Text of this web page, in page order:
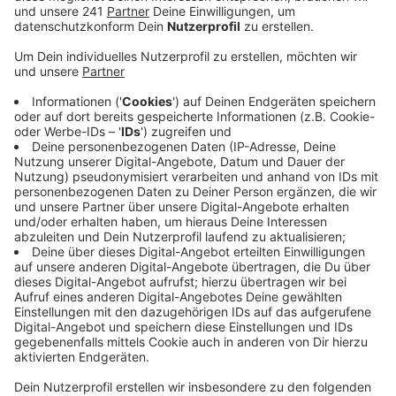
Veröffentlicht:Dienstag, 13.08.2019 14:50
Anzeige
Das größte Problem sehen wir bei Insekten und
Vögeln, sagt unser städtischer Förster. Das
flächendeckende Insektensterben hängt dabei direkt
mit der abnehmenden Zahl von Vögeln zusammen. Den
Vögeln fehlen zum Beispiel Nachtschmetterlinge und
Fliegen als Nahrung.
Insgesamt hat sich die Tiervielfalt und Größe der
Populationen in den letzten Jahrzehnten stark
verändert, so der Förster. Zum Beispiel hätten wir
heute so viele Wildschweine, dass sie immer stärker
gejagt werden müssen. Im Jahr schießen die Jäger bei
uns im Schnitt rund 40 Tiere. Im Süden Leverkusens